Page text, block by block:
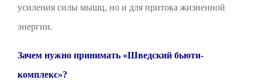
усиления силы мышц, но и для притока жизненной
энергии.
Зачем нужно принимать «Шведский бьюти-
комплекс»?